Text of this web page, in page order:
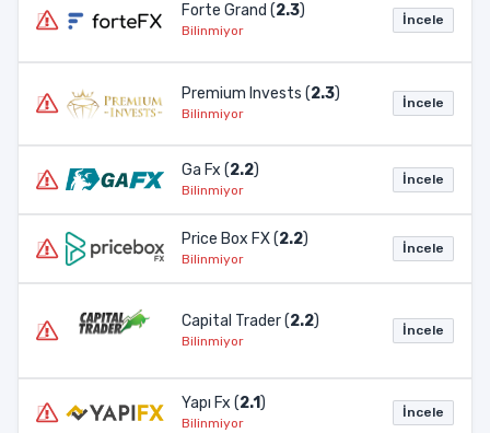
Forte Grand (2.3)
Bilinmiyor
İncele
Premium Invests (2.3)
Bilinmiyor
İncele
Ga Fx (2.2)
Bilinmiyor
İncele
Price Box FX (2.2)
Bilinmiyor
İncele
Capital Trader (2.2)
Bilinmiyor
İncele
Yapı Fx (2.1)
Bilinmiyor
İncele